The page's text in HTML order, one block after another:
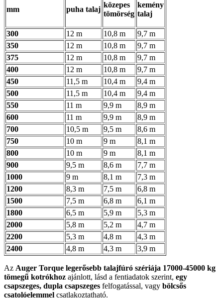
mm puha talaj
közepes
tömörség
kemény
talaj
300 12 m 10,8 m
9,7 m
350
12 m 10,8 m
9,7 m
375
12 m 10,8 m
9,7 m
400
12 m 10,8 m
9,7 m
450
11,5 m 10,4 m
9,4 m
500
11,5 m 10,4 m
9,4 m
550
11 m 9,9 m
8,9 m
600
11 m 9,9 m
8,9 m
700
10,5 m 9,5 m
8,6 m
750
10 m 9 m
8,1 m
800
10 m 9 m
8,1 m
900
9,5 m 8,6 m
7,7 m
1000
9 m 8,1 m
7,3 m
1200
8,3 m 7,5 m
6,8 m
1500
7,5 m 6,8 m
6,1 m
1800
6,5 m 5,9 m
5,3 m
2000
5,8 m 5,2 m
4,7 m
2200
5,3 m 4,8 m
4,3 m
2400
4,8 m 4,3 m 3,9 m
Az Auger Torque legerősebb talajfúró szériája 17000-45000 kg
tömegű kotrókhoz ajánlott, lásd a fentiadatok szerint, egy
csapszeges, dupla csapszeges felfogatással, vagy bölcsős
csatolóelemmel csatlakoztatható.